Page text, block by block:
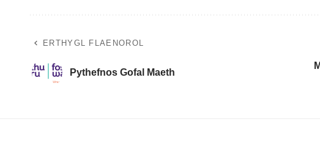
ERTHYGL FLAENOROL
Pythefnos Gofal Maeth